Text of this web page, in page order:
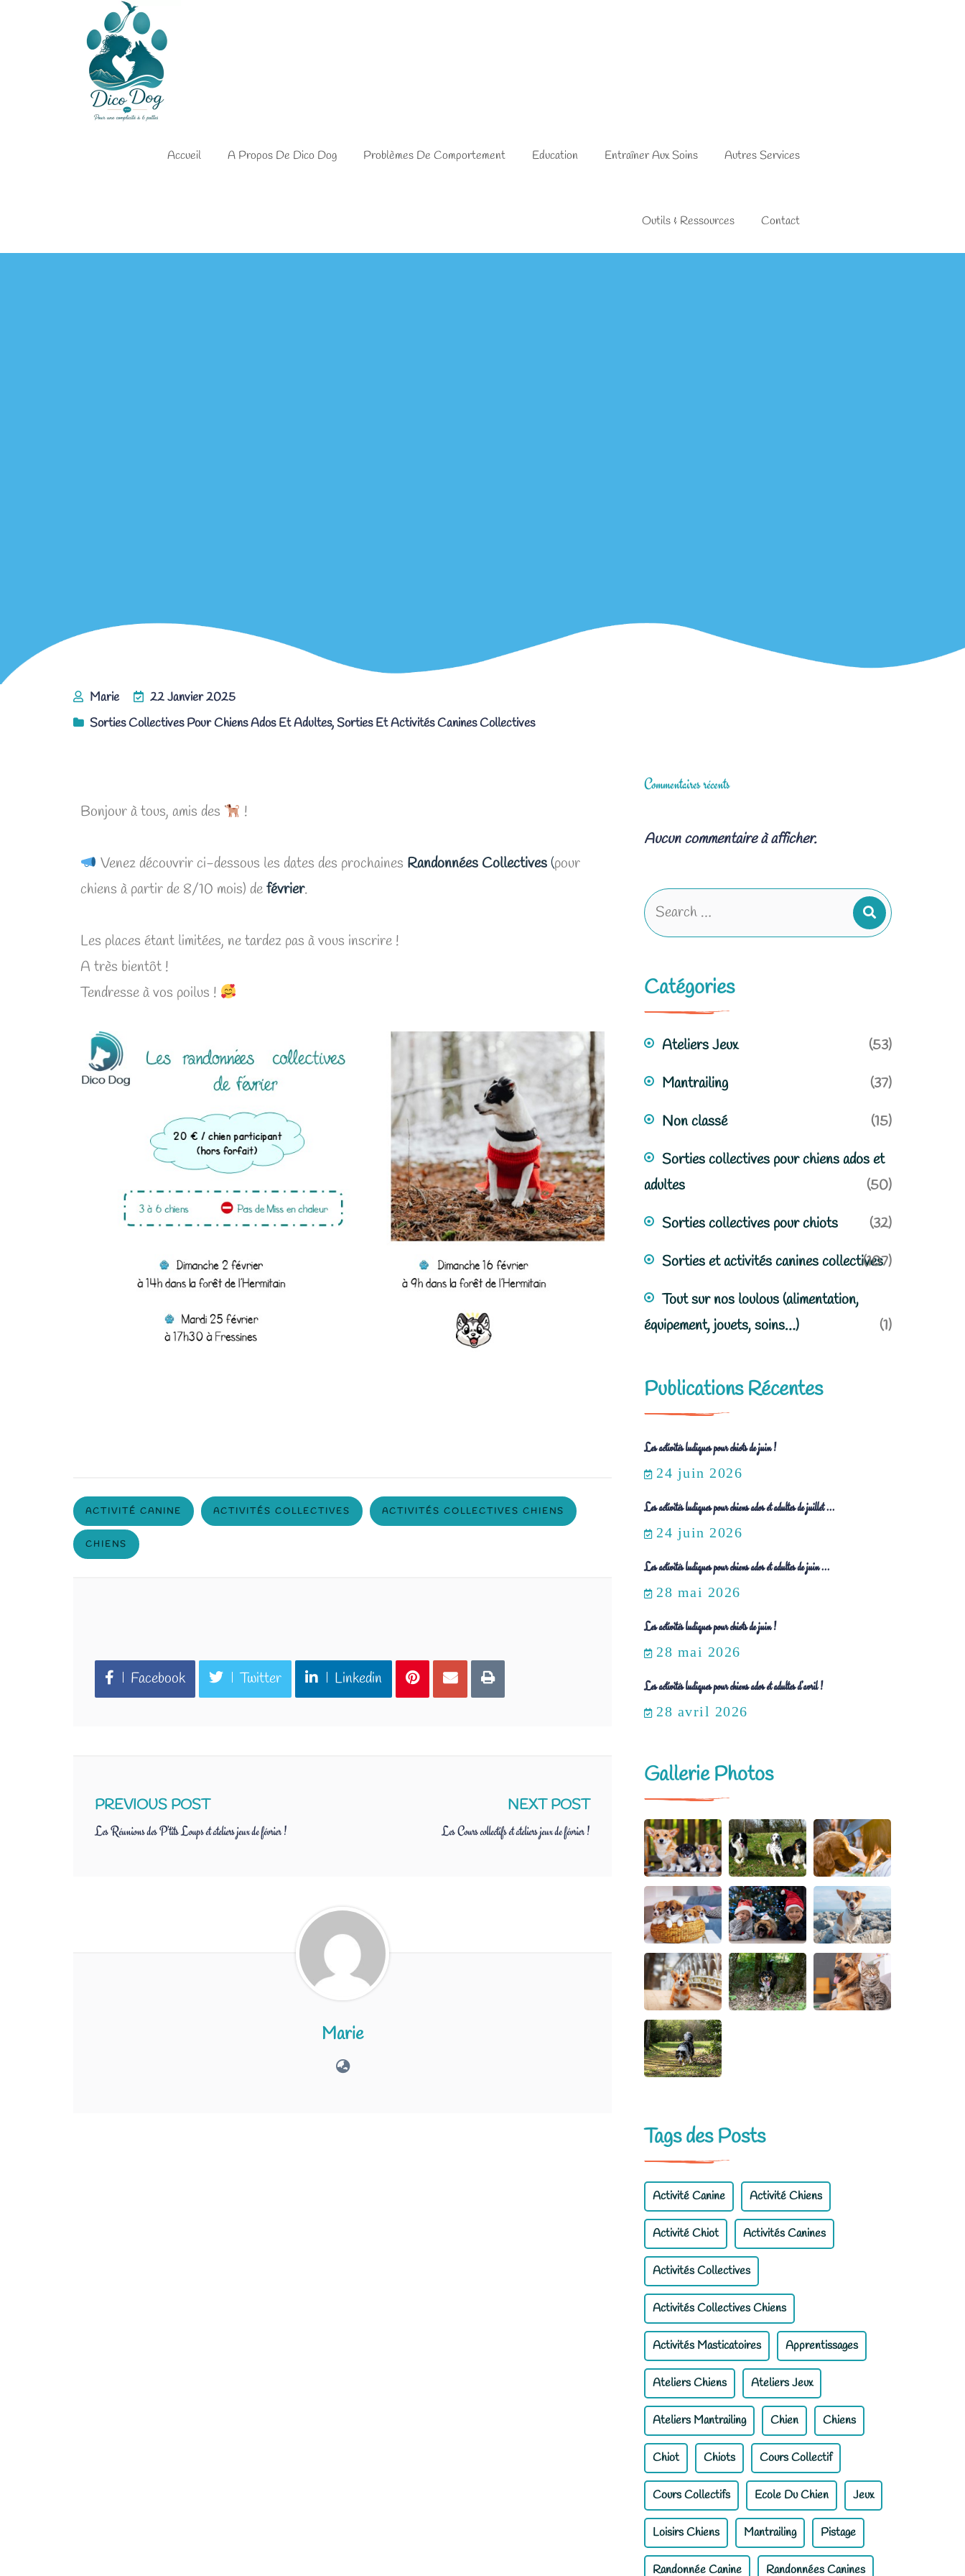
Accueil A Propos De Dico Dog Problèmes De Comportement Education Entraîner Aux Soins Autres Services
Outils & Ressources Contact
Marie
22 Janvier 2025
Sorties Collectives Pour Chiens Ados Et Adultes,Sorties Et Activités Canines Collectives
Bonjour à tous, amis des !
Venez découvrir ci-dessous les dates des prochaines Randonnées Collectives(pour
chiens à partir de 8/10 mois) defévrier.
Les places étant limitées, ne tardez pas à vous inscrire !
A très bientôt !
Tendresse à vos poilus !
ACTIVITÉ CANINE ACTIVITÉS COLLECTIVES ACTIVITÉS COLLECTIVES CHIENS
CHIENS
Facebook Twitter Linkedin
PREVIOUS POST
Les Réunions des P’tits Loups et ateliers jeux de février !
NEXT POST
Les Cours collectifs et ateliers jeux de février !
Marie
Commentaires récents
Aucun commentaire à afficher.
Catégories
Ateliers Jeux
(53)
Mantrailing
(37)
Non classé
(15)
Sorties collectives pour chiens ados et
adultes
(50)
Sorties collectives pour chiots
(32)
Sorties et activités canines collectives
(107)
Tout sur nos loulous (alimentation,
équipement, jouets, soins…)
(1)
Publications Récentes
Les activités ludiques pour chiots de juin !
24 juin 2026
Les activités ludiques pour chiens ados et adultes de juillet ...
24 juin 2026
Les activités ludiques pour chiens ados et adultes de juin ...
28 mai 2026
Les activités ludiques pour chiots de juin !
28 mai 2026
Les activités ludiques pour chiens ados et adultes d’avril !
28 avril 2026
Gallerie Photos
Tags des Posts
Activité Canine Activité Chiens
Activité Chiot Activités Canines
Activités Collectives
Activités Collectives Chiens
Activités Masticatoires Apprentissages
Ateliers Chiens Ateliers Jeux
Ateliers Mantrailing Chien Chiens
Chiot Chiots Cours Collectif
Cours Collectifs Ecole Du Chien Jeux
Loisirs Chiens Mantrailing Pistage
Randonnée Canine Randonnées Canines